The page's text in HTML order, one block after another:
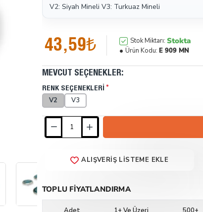
V2: Siyah Mineli V3: Turkuaz Mineli
43,59₺ Stok Miktarı: Stokta
Ürün Kodu: E 909 MN
MEVCUT SEÇENEKLER:
RENK SEÇENEKLERI
V2 V3
ALIŞVERIŞ LISTEME EKLE
TOPLU FIYATLANDIRMA